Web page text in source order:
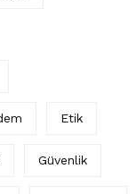
Etik
Güvenlik